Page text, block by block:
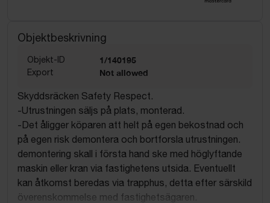
Objektbeskrivning
Objekt-ID 1/140195
Export Not allowed
Skyddsräcken Safety Respect.
-Utrustningen säljs på plats, monterad.
-Det åligger köparen att helt på egen bekostnad och
på egen risk demontera och bortforsla utrustningen.
demontering skall i första hand ske med höglyftande
maskin eller kran via fastighetens utsida. Eventuellt
kan åtkomst beredas via trapphus, detta efter särskild
överenskommelse med fastighetsägaren.